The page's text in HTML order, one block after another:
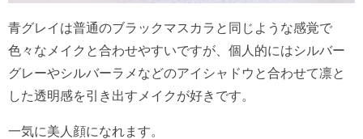
青グレイは普通のブラックマスカラと同じような感覚で
色々なメイクと合わせやすいですが、個人的にはシルバー
グレーやシルバーラメなどのアイシャドウと合わせて凛と
した透明感を引き出すメイクが好きです。
一気に美人顔になれます。